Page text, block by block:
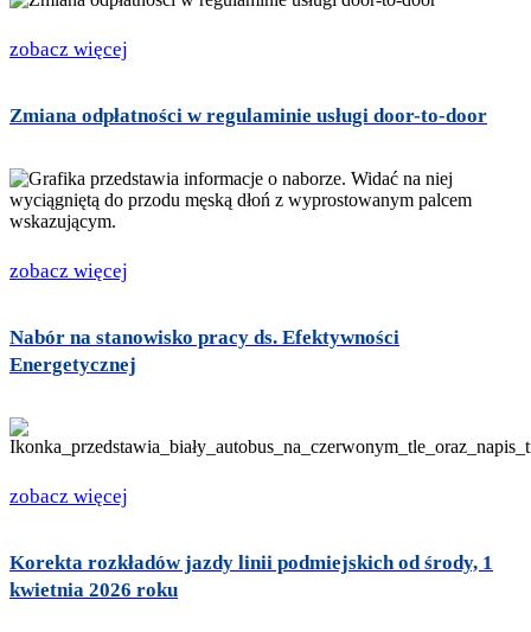
zobacz więcej
Zmiana odpłatności w regulaminie usługi door-to-door
zobacz więcej
Nabór na stanowisko pracy ds. Efektywności
Energetycznej
zobacz więcej
Korekta rozkładów jazdy linii podmiejskich od środy, 1
kwietnia 2026 roku